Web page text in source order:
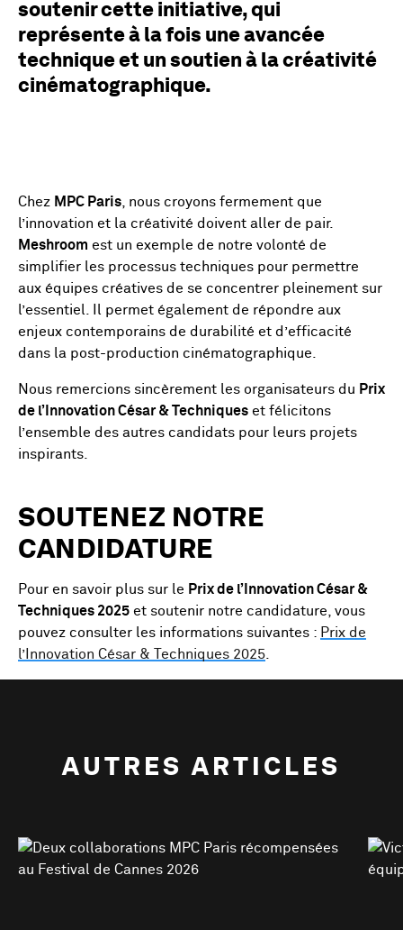
soutenir cette initiative, qui
représente à la fois une avancée
technique et un soutien à la créativité
cinématographique.
Chez MPC Paris , nous croyons fermement que
l’innovation et la créativité doivent aller de pair.
Meshroom est un exemple de notre volonté de
simplifier les processus techniques pour permettre
aux équipes créatives de se concentrer pleinement sur
l’essentiel. Il permet également de répondre aux
enjeux contemporains de durabilité et d’efficacité
dans la post-production cinématographique.
Nous remercions sincèrement les organisateurs du Prix
de l’Innovation César & Techniques et félicitons
l’ensemble des autres candidats pour leurs projets
inspirants.
SOUTENEZ NOTRE
CANDIDATURE
Pour en savoir plus sur le Prix de l’Innovation César &
Techniques 2025 et soutenir notre candidature, vous
pouvez consulter les informations suivantes : Prix de
l’Innovation César & Techniques 2025
AUTRES ARTICLES